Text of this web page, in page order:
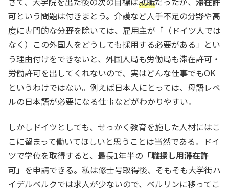
可という問題は付きまとう。介護など人手不足の分野や高
度に専門的な分野を除いては、雇用主が「（ドイツ人では
なく）この外国人をどうしても採用する必要がある」とい
う理由付けをできないと、外国人局も労働局も滞在許可・
労働許可を出してくれないので、実はどんな仕事でもOK
というわけではない。例えば日本人にとっては、母語レベ
ルの日本語が必要になる仕事などがわかりやすい。
しかしドイツとしても、せっかく教育を施した人材にはこ
こに留まって働いてほしいと思うことは当然である。ドイ
ツで学位を取得すると、最長1年半の「職探し用滞在許
可 」を申請できる。私は修士号取得後、そもそも大学街ハ
イデルベルクでは求人が少ないので、ベルリンに移ってこ